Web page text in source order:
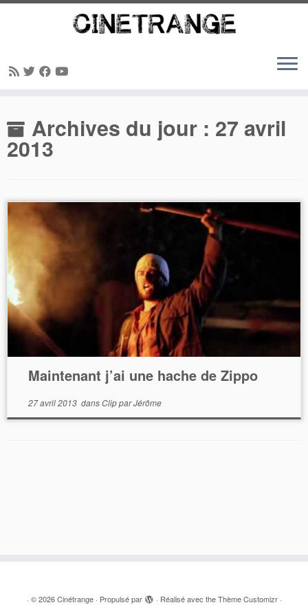
au
contenuArchives du jour : 27 avril
2013
Maintenant j’ai une hache de Zippo
27 avril 2013dansClipparJérôme
· © 2026 Cinétrange· Propulsé par · Réalisé avec theThème Customizr·